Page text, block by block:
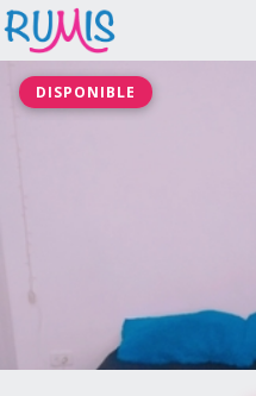
DISPONIBLE